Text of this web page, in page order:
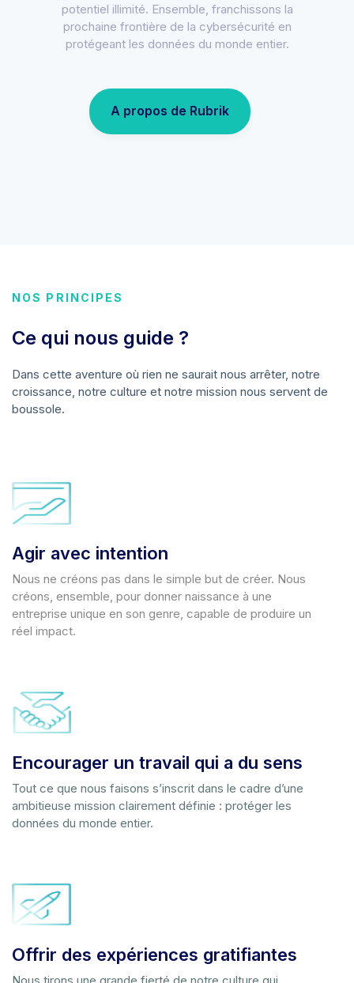
potentiel illimité. Ensemble, franchissons la
prochaine frontière de la cybersécurité en
protégeant les données du monde entier.
A propos de Rubrik
NOS PRINCIPES
Ce qui nous guide ?
Dans cette aventure où rien ne saurait nous arrêter, notre
croissance, notre culture et notre mission nous servent de
boussole.
Agir avec intention
Nous ne créons pas dans le simple but de créer. Nous
créons, ensemble, pour donner naissance à une
entreprise unique en son genre, capable de produire un
réel impact.
Encourager un travail qui a du sens
Tout ce que nous faisons s’inscrit dans le cadre d’une
ambitieuse mission clairement définie : protéger les
données du monde entier.
Offrir des expériences gratifiantes